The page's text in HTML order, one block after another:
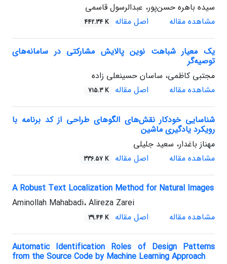
سیده باهره حسن‌پور، عبدالرسول قاسمی
مشاهده مقاله
اصل مقاله 442.34 K
یک معیار شباهت نوین پالایش مشارکتی در سامانه‌های
توصیه‌گر
مجتبی کاظمی، ساسان حسینعلی زاده
مشاهده مقاله
اصل مقاله 715.3 K
شناسایی خودکار نقش‌های الگوهای طراحی از کد برنامه با
رویکرد یادگیری ماشین
مهناز باغدار، سعید جلیلی
مشاهده مقاله
اصل مقاله 336.57 K
A Robust Text Localization Method for Natural Images
Aminollah Mahabadi، Alireza Zarei
مشاهده مقاله
اصل مقاله 39.44 K
Automatic Identification Roles of Design Patterns
from the Source Code by Machine Learning Approach